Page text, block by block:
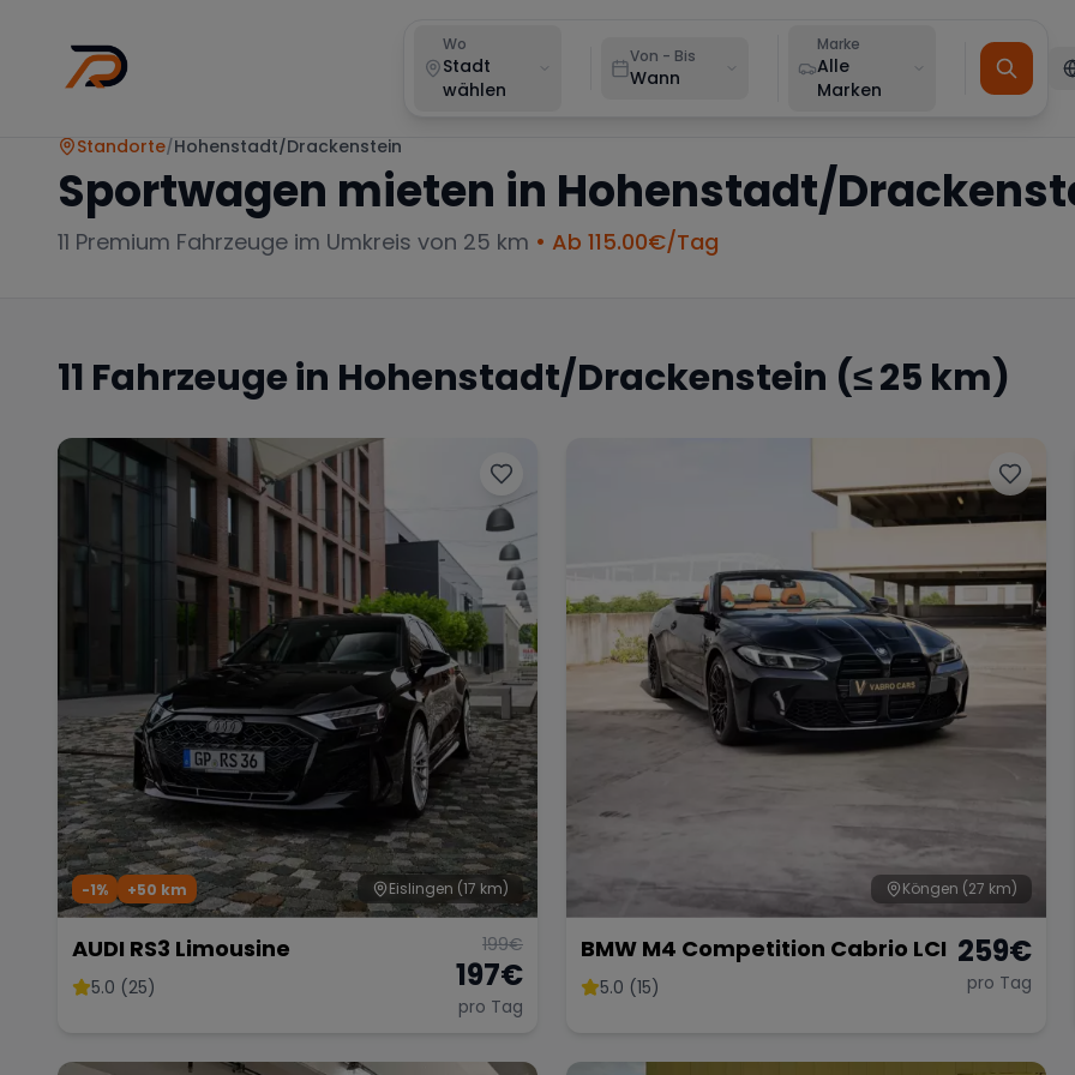
Wo
Stadt
wählen
Von - Bis
Wann
Marke
Alle
Marken
Standorte/Hohenstadt/Drackenstein
Sportwagen mieten in Hohenstadt/
11 Premium Fahrzeuge im Umkreis von 25 km • Ab 115.00€/Tag
11 Fahrzeuge in Hohenstadt/Drackenstein (≤ 25 km)
Eislingen (17 km)
-1% +50 km
AUDI RS3 Limousine
5.0 (25)
199€
197€
pro Tag
Köngen (27 km)
BMW M4 Competition Cabrio LCI
5.0 (15)
259€
pro Tag